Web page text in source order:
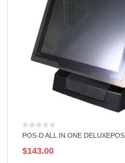
POS-D ALL IN ONE DELUXEPOS
$143.00